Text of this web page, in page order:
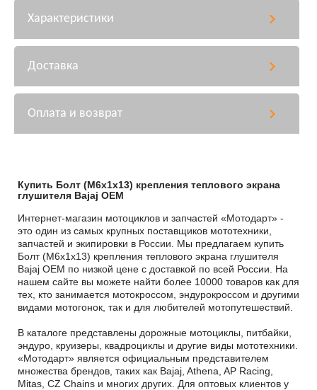
Характеристики
Доставка
Оплата и возврат
Купить Болт (М6х1х13) крепления теплового экрана
глушителя Bajaj OEM
Интернет-магазин мотоциклов и запчастей «Мотодарт» -
это один из самых крупных поставщиков мототехники,
запчастей и экипировки в России. Мы предлагаем купить
Болт (М6х1х13) крепления теплового экрана глушителя
Bajaj OEM по низкой цене с доставкой по всей России. На
нашем сайте вы можете найти более 10000 товаров как для
тех, кто занимается мотокроссом, эндурокроссом и другими
видами мотогонок, так и для любителей мотопутешествий.
В каталоге представлены дорожные мотоциклы, питбайки,
эндуро, круизеры, квадроциклы и другие виды мототехники.
«Мотодарт» является официальным представителем
множества брендов, таких как Bajaj, Athena, AP Racing,
Mitas, CZ Chains и многих других. Для оптовых клиентов у